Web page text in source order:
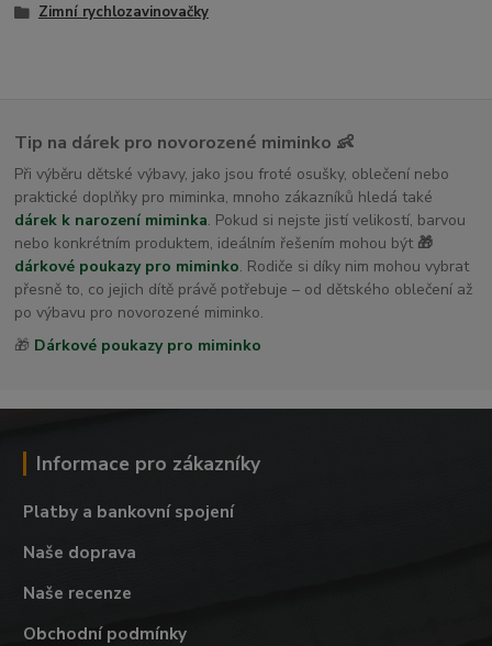
Zimní rychlozavinovačky
Tip na dárek pro novorozené miminko 👶
Při výběru dětské výbavy, jako jsou froté osušky, oblečení nebo
praktické doplňky pro miminka, mnoho zákazníků hledá také
dárek k narození miminka. Pokud si nejste jistí velikostí, barvou
nebo konkrétním produktem, ideálním řešením mohou být 🎁
dárkové poukazy pro miminko. Rodiče si díky nim mohou vybrat
přesně to, co jejich dítě právě potřebuje – od dětského oblečení až
po výbavu pro novorozené miminko.
🎁 Dárkové poukazy pro miminko
Informace pro zákazníky
Platby a bankovní spojení
Naše doprava
Naše recenze
Obchodní podmínky